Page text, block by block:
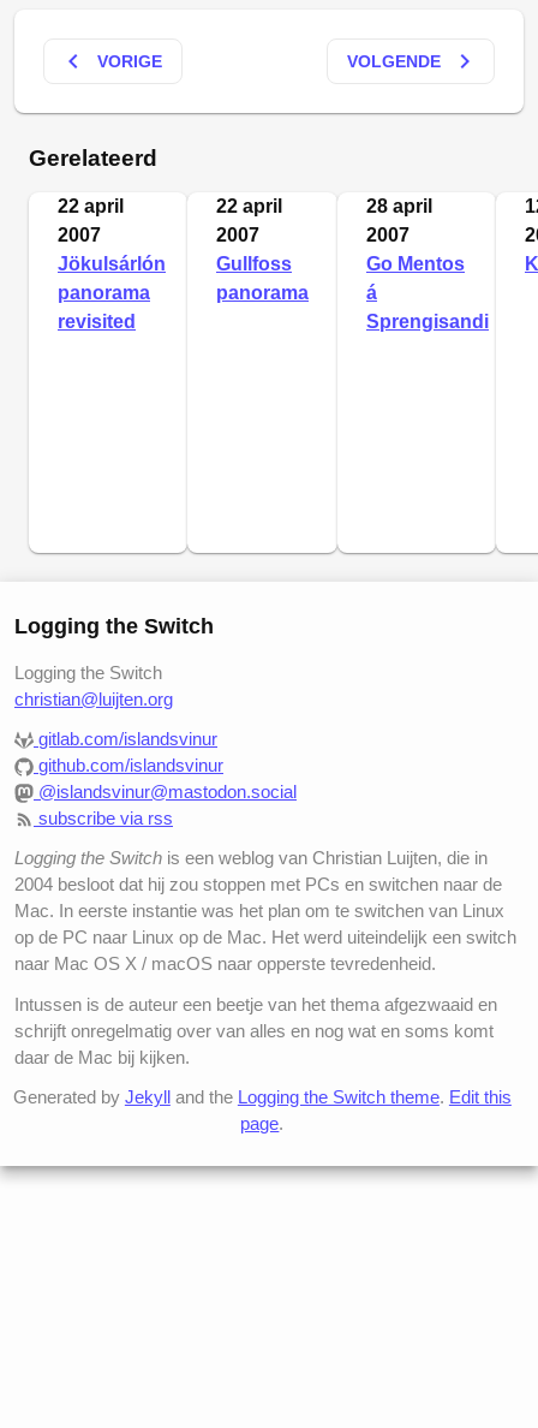
keyboard_arrow_left VORIGE VOLGENDE keyboard_arrow_right
Gerelateerd
22 april
2007
Jökulsárlón
panorama
revisited
22 april
2007
Gullfoss
panorama
28 april
2007
Go Mentos
á
Sprengisandi
Logging the Switch
Logging the Switch
christian@luijten.org
gitlab.com/islandsvinur
github.com/islandsvinur
@islandsvinur@mastodon.social
subscribe via rss
Logging the Switch is een weblog van Christian Luijten, die in
2004 besloot dat hij zou stoppen met PCs en switchen naar de
Mac. In eerste instantie was het plan om te switchen van Linux
op de PC naar Linux op de Mac. Het werd uiteindelijk een switch
naar Mac OS X / macOS naar opperste tevredenheid.
Intussen is de auteur een beetje van het thema afgezwaaid en
schrijft onregelmatig over van alles en nog wat en soms komt
daar de Mac bij kijken.
Generated by Jekylland the Logging the Switch theme. Edit this
page.